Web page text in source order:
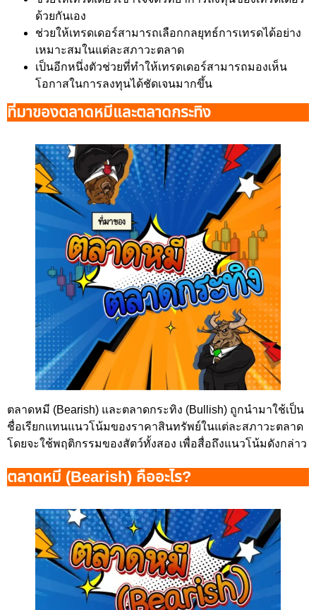
ด้วยกันเอง
ช่วยให้เทรดเดอร์สามารถเลือกกลยุทธ์การเทรดได้อย่าง
เหมาะสมในแต่ละสภาวะตลาด
เป็นอีกหนึ่งตัวช่วยที่ทำให้เทรดเดอร์สามารถมองเห็น
โอกาสในการลงทุนได้ชัดเจนมากขึ้น
ที่มาของตลาดหมีและตลาดกระทิง
ตลาดหมี (Bearish) และตลาดกระทิง (Bullish) ถูกนำมาใช้เป็น
ชื่อเรียกแทนแนวโน้มของราคาสินทรัพย์ในแต่ละสภาวะตลาด
โดยจะใช้พฤติกรรมของสัตว์ทั้งสอง เพื่อสื่อถึงแนวโน้มดังกล่าว
ตลาดหมี (Bearish) คืออะไร?